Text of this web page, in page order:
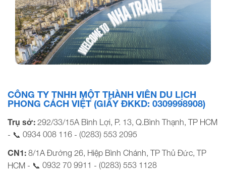
CÔNG TY TNHH MỘT THÀNH VIÊN DU LỊCH
PHONG CÁCH VIỆT (GIẤY ĐKKD: 0309998908)
Trụ sở: 292/33/15A Bình Lợi, P. 13, Q.Bình Thạnh, TP HCM
- 📞 0934 008 116 - (0283) 553 2095
CN1: 8/1A Đường 26, Hiệp Bình Chánh, TP Thủ Đức, TP
HCM - 📞 0932 70 9911 - (0283) 553 1128